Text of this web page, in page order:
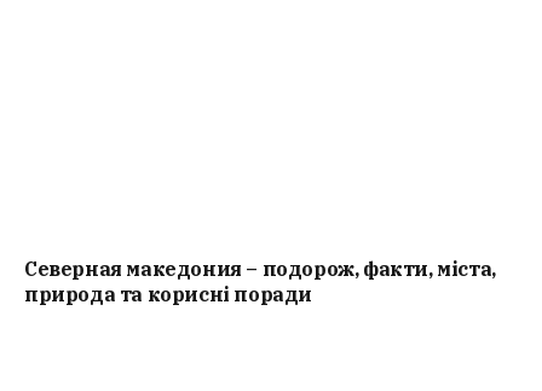
Северная македония – подорож, факти, міста,
природа та корисні поради